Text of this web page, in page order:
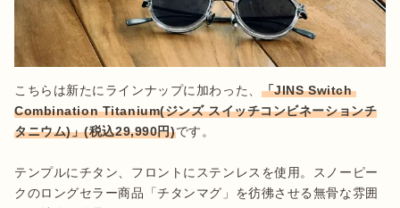
こちらは新たにラインナップに加わった、 「JINS Switch
Combination Titanium(ジンズ スイッチコンビネーションチ
タニウム)」(税込29,990円)です。
テンプルにチタン、フロントにステンレスを使用。スノーピー
クのロングセラー商品「チタンマグ」を彷彿させる無骨な雰囲